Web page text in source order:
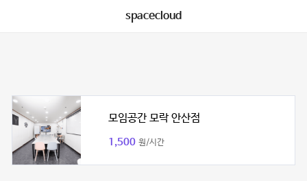
spacecloud
모임공간 모락 안산점
1,500 원/시간